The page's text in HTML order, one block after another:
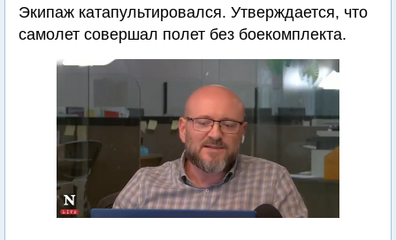
Экипаж катапультировался. Утверждается, что
самолет совершал полет без боекомплекта.